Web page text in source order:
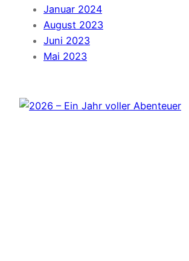
Januar 2024
August 2023
Juni 2023
Mai 2023